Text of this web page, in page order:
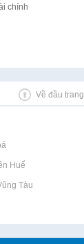
chính
Về đầu trang
Huế
Tàu